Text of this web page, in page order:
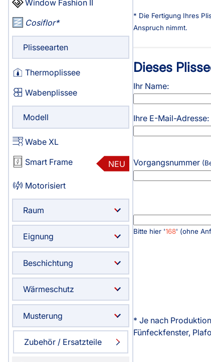
Haben Sie Fragen?
044 552 07 51
Montag - Freitag: 08:00 - 19:00 Uhr
Ausgenommen:
09:00 - 09:30 / 13:00 - 13:30
Live Chat
support@swissplissees.ch
Window Fashion II
Cosiflor
Plisseearten
Thermoplissee
Wabenplissee
Modell
Wabe XL
Smart Frame
NEU
Motorisiert
Raum
Eignung
Beschichtung
Wärmeschutz
Musterung
Zubehör / Ersatzteile
* Die Fertigung Ihres
Anspruch nimmt.
Dieses
Ihr Name:
Ihre E-Mail-Adresse:
Vorgangsnummer
Bitte hier '168' (ohne
* Je nach
Fünfeckfenster,